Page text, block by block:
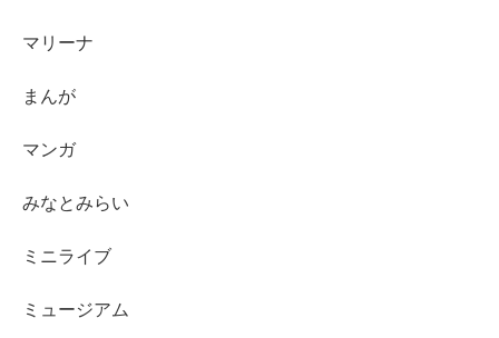
マリーナ
まんが
マンガ
みなとみらい
ミニライブ
ミュージアム